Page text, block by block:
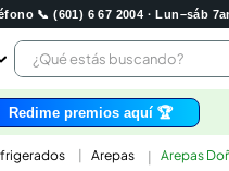
📞 (601) 6 67 2004 · Lun–sáb
¿Qué estás buscando?
leche
huevos
Redime premios aquí 🏆
Arepas Arepas